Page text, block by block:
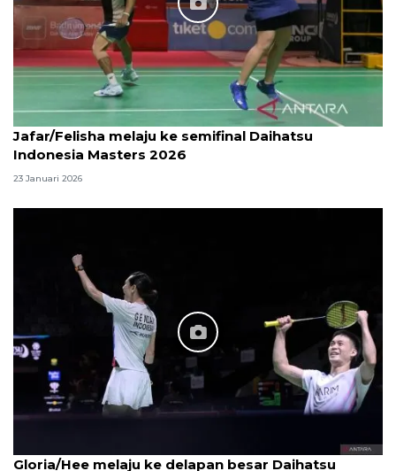
Jafar/Felisha melaju ke semifinal Daihatsu
Indonesia Masters 2026
23 Januari 2026
Gloria/Hee melaju ke delapan besar Daihatsu